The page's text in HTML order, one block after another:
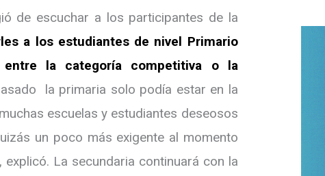
de escuchar a los participantes de la
a los estudiantes de nivel Primario
la categoría competitiva o la
la primaria solo podía estar en la
escuelas y estudiantes deseosos
un poco más exigente al momento
La secundaria continuará con la